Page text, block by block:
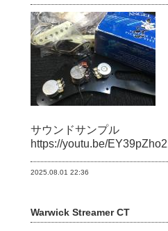
サウンドサンプル
https://youtu.be/
2025.08.01 22:36
Warwick Streamer CT